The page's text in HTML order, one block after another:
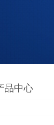
品中心